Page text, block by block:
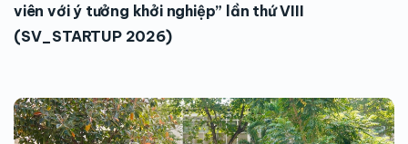
viên với ý tưởng khởi nghiệp” lần thứ VIII
(SV_STARTUP 2026)